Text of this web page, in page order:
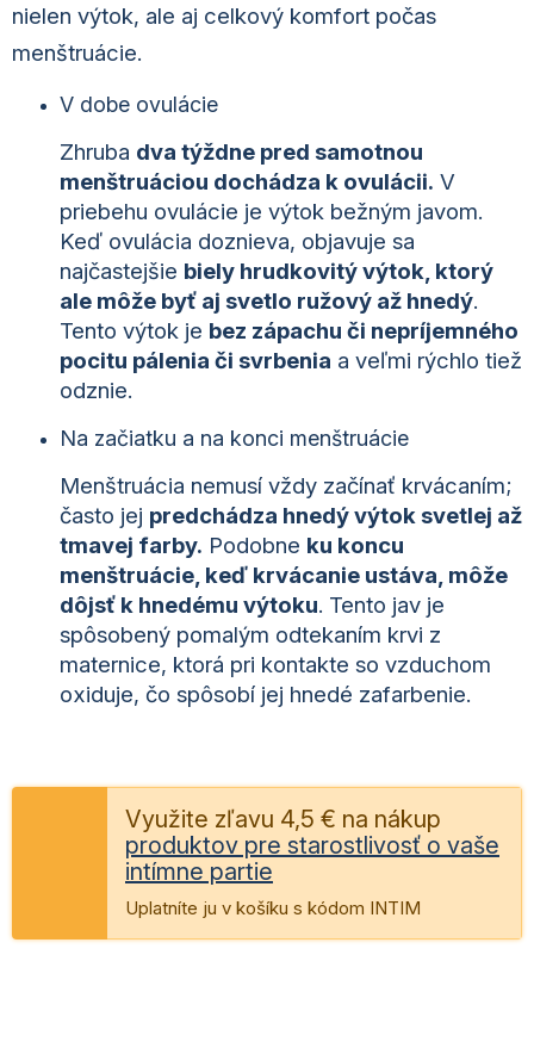
nielen výtok, ale aj celkový komfort počas
menštruácie.
V dobe ovulácie
Zhruba dva týždne pred samotnou
menštruáciou dochádza k ovulácii. V
priebehu ovulácie je výtok bežným javom.
Keď ovulácia doznieva, objavuje sa
najčastejšie biely hrudkovitý výtok, ktorý
ale môže byť aj svetlo ružový až hnedý.
Tento výtok je bez zápachu či nepríjemného
pocitu pálenia či svrbenia a veľmi rýchlo tiež
odznie.
Na začiatku a na konci menštruácie
Menštruácia nemusí vždy začínať krvácaním;
často jej predchádza hnedý výtok svetlej až
tmavej farby. Podobne ku koncu
menštruácie, keď krvácanie ustáva, môže
dôjsť k hnedému výtoku. Tento jav je
spôsobený pomalým odtekaním krvi z
maternice, ktorá pri kontakte so vzduchom
oxiduje, čo spôsobí jej hnedé zafarbenie.
Využite zľavu 4,5 € na nákup
produktov pre starostlivosť o vaše
intímne partie
Uplatníte ju v košíku s kódom INTIM